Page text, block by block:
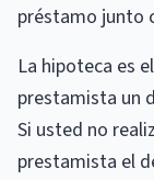
préstamo junto
La hipoteca es
prestamista un
Si usted no
prestamista el